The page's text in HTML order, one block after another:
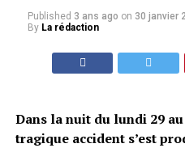
Published 3 ans ago on 30 janvier
By La rédaction
Dans la nuit du lundi 29
tragique accident s’est